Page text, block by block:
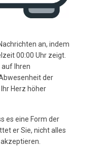
an, indem
00:00 Uhr zeigt.
auf Ihren
der
Herz höher
es eine Form der
er Sie, nicht alles